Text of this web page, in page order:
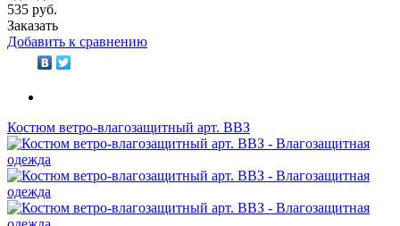
535 руб.
Заказать
Добавить к сравнению
Костюм ветро-влагозащитный арт. ВВЗ